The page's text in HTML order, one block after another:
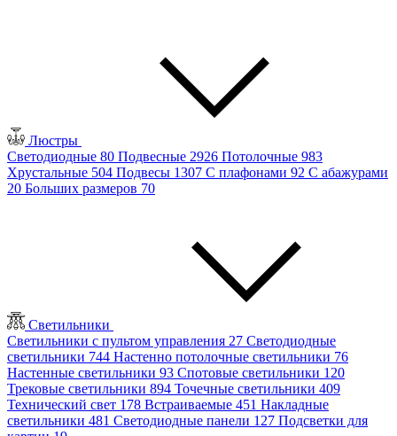
Люстры
Светодиодные 80 Подвесные 2926 Потолочные 983
Хрустальные 504 Подвесы 1307 С плафонами 92 С абажурами
20 Больших размеров 70
Светильники
Светильники с пультом управления 27 Светодиодные
светильники 744 Настенно потолочные светильники 76
Настенные светильники 93 Спотовые светильники 120
Трековые светильники 894 Точечные светильники 409
Технический свет 178 Встраиваемые 451 Накладные
светильники 481 Светодиодные панели 127 Подсветки для